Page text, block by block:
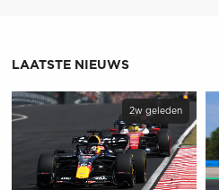
LAATSTE NIEUWS
2w geleden